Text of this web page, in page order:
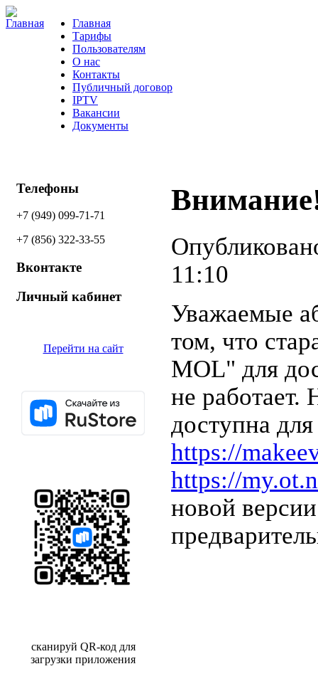
Главная
Тарифы
Пользователям
О нас
Контакты
Публичный договор
IPTV
Вакансии
Документы
Телефоны
+7 (949) 099-71-71
+7 (856) 322-33-55
Вконтакте
Личный кабинет
Перейти на сайт
сканируй QR-код для
загрузки приложения
11:10
Уважаемые
том, что
MOL" для
не работает.
доступна
https://
https://
новой